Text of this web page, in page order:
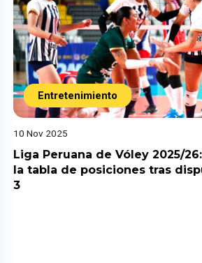
Entretenimiento
10 Nov 2025
Liga Peruana de Vóley 2025/
la tabla de posiciones tras
3